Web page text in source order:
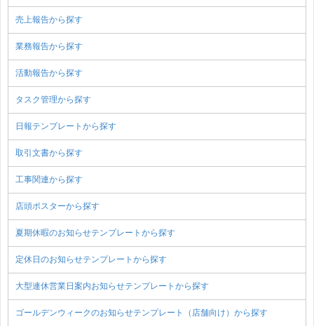
売上報告から探す
業務報告から探す
活動報告から探す
タスク管理から探す
日報テンプレートから探す
取引文書から探す
工事関連から探す
店頭ポスターから探す
夏期休暇のお知らせテンプレートから探す
定休日のお知らせテンプレートから探す
大型連休営業日案内お知らせテンプレートから探す
ゴールデンウィークのお知らせテンプレート（店舗向け）から探す